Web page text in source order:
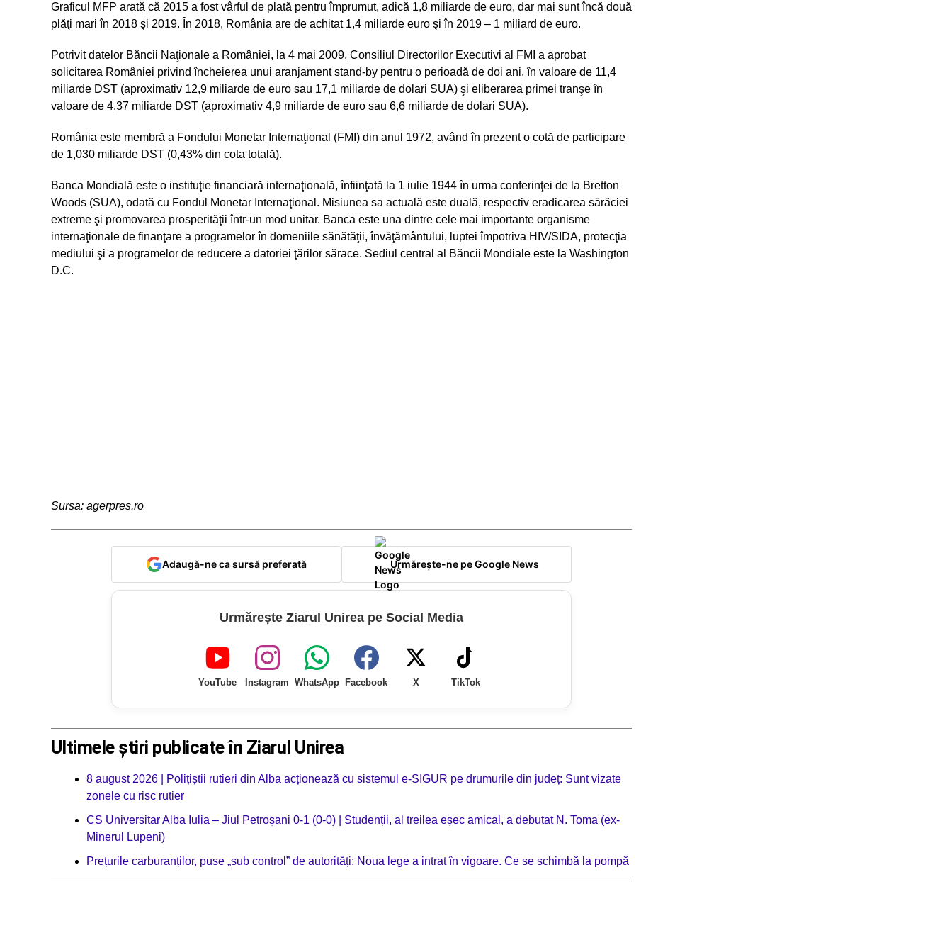
Graficul MFP arată că 2015 a fost vârful de plată pentru împrumut, adică 1,8 miliarde de euro, dar mai sunt încă două
plăţi mari în 2018 şi 2019. În 2018, România are de achitat 1,4 miliarde euro şi în 2019 – 1 miliard de euro.
Potrivit datelor Băncii Naţionale a României, la 4 mai 2009, Consiliul Directorilor Executivi al FMI a aprobat
solicitarea României privind încheierea unui aranjament stand-by pentru o perioadă de doi ani, în valoare de 11,4
miliarde DST (aproximativ 12,9 miliarde de euro sau 17,1 miliarde de dolari SUA) şi eliberarea primei tranşe în
valoare de 4,37 miliarde DST (aproximativ 4,9 miliarde de euro sau 6,6 miliarde de dolari SUA).
România este membră a Fondului Monetar Internaţional (FMI) din anul 1972, având în prezent o cotă de participare
de 1,030 miliarde DST (0,43% din cota totală).
Banca Mondială este o instituţie financiară internaţională, înfiinţată la 1 iulie 1944 în urma conferinţei de la Bretton
Woods (SUA), odată cu Fondul Monetar Internaţional. Misiunea sa actuală este duală, respectiv eradicarea sărăciei
extreme şi promovarea prosperităţii într-un mod unitar. Banca este una dintre cele mai importante organisme
internaţionale de finanţare a programelor în domeniile sănătăţii, învăţământului, luptei împotriva HIV/SIDA, protecţia
mediului şi a programelor de reducere a datoriei ţărilor sărace. Sediul central al Băncii Mondiale este la Washington
D.C.
Sursa: agerpres.ro
Adaugă-ne ca sursă preferată Urmărește-ne pe Google News
Urmărește Ziarul Unirea pe Social Media
YouTube Instagram WhatsApp Facebook X TikTok
Ultimele știri publicate în Ziarul Unirea
8 august 2026 | Polițiștii rutieri din Alba acționează cu sistemul e-SIGUR pe drumurile din județ: Sunt vizate
zonele cu risc rutier
CS Universitar Alba Iulia – Jiul Petroșani 0-1 (0-0) | Studenții, al treilea eșec amical, a debutat N. Toma (ex-
Minerul Lupeni)
Prețurile carburanților, puse „sub control” de autorități: Noua lege a intrat în vigoare. Ce se schimbă la pompă